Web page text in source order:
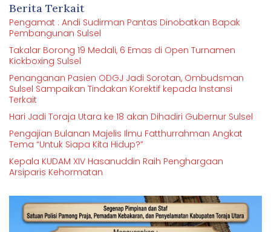
Berita Terkait
Pengamat : Andi Sudirman Pantas Dinobatkan Bapak
Pembangunan Sulsel
Takalar Borong 19 Medali, 6 Emas di Open Turnamen
Kickboxing Sulsel
Penanganan Pasien ODGJ Jadi Sorotan, Ombudsman
Sulsel Sampaikan Tindakan Korektif kepada Instansi
Terkait
Hari Jadi Toraja Utara ke 18 akan Dihadiri Gubernur Sulsel
Pengajian Bulanan Majelis Ilmu Fatthurrahman Angkat
Tema “Untuk Siapa Kita Hidup?”
Kepala KUDAM XIV Hasanuddin Raih Penghargaan
Arsiparis Kehormatan